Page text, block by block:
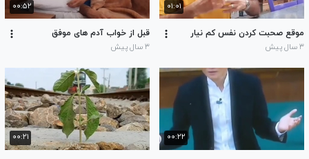
۰۱:۰۱
موقع صحبت کردن نفس کم نیار
۳ سال پیش
۰۰:۵۲
قبل از خواب آدم های موفق
۳ سال پیش
۰۰:۲۲ ۰۰:۲۱